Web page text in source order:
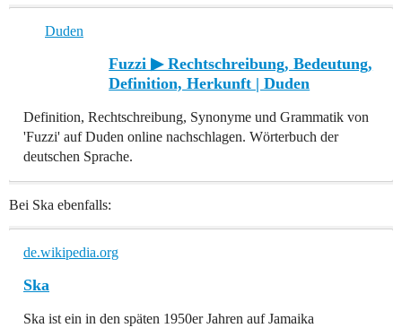
Duden
Fuzzi ▶ Rechtschreibung, Bedeutung,
Definition, Herkunft | Duden
Definition, Rechtschreibung, Synonyme und Grammatik von
'Fuzzi' auf Duden online nachschlagen. Wörterbuch der
deutschen Sprache.
Bei Ska ebenfalls:
de.wikipedia.org
Ska
Ska ist ein in den späten 1950er Jahren auf Jamaika